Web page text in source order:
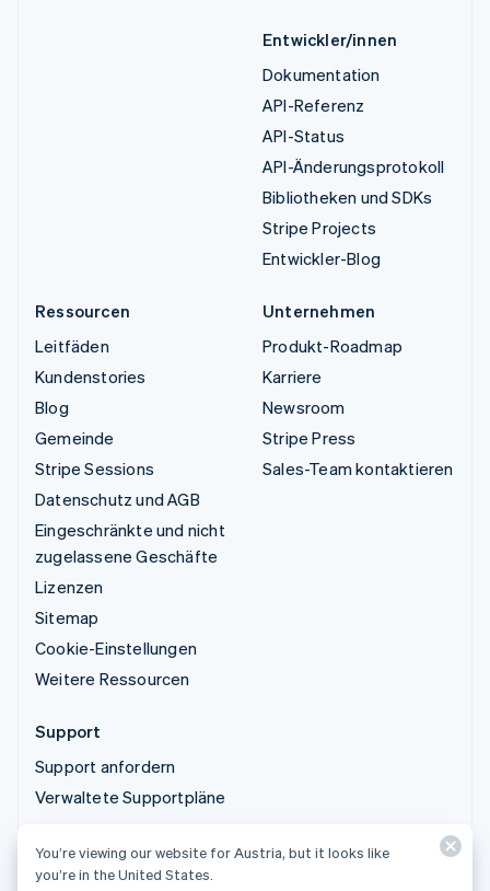
Entwickler/innen
Dokumentation
API-Referenz
API-Status
API-Änderungsprotokoll
Bibliotheken und SDKs
Stripe Projects
Entwickler-Blog
Ressourcen
Leitfäden
Kundenstories
Blog
Gemeinde
Stripe Sessions
Datenschutz und AGB
Eingeschränkte und nicht
zugelassene Geschäfte
Lizenzen
Sitemap
Cookie-Einstellungen
Weitere Ressourcen
Unternehmen
Produkt-Roadmap
Karriere
Newsroom
Stripe Press
Sales-Team kontaktieren
Support
Support anfordern
Verwaltete Supportpläne
© 2026 Stripe, LLC
You’re viewing our website for Austria, but it looks like
you’re in the United States.